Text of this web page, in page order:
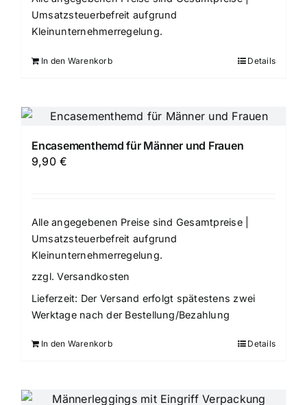
Umsatzsteuerbefreit aufgrund
Kleinunternehmerregelung.
In den Warenkorb Details
Encasementhemd für Männer und Frauen
9,90€
Alle angegebenen Preise sind Gesamtpreise |
Umsatzsteuerbefreit aufgrund
Kleinunternehmerregelung.
zzgl.Versandkosten
Lieferzeit: Der Versand erfolgt spätestens zwei
Werktage nach der Bestellung/Bezahlung
In den Warenkorb Details